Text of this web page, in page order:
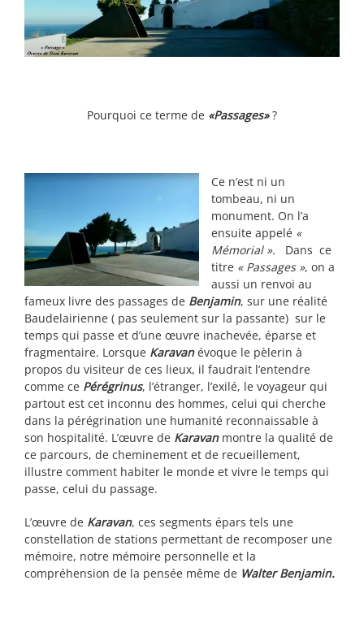
Pourquoi ce terme de «Passages»?
Ce n’est ni un
tombeau, ni un
monument. On l’a
ensuite appelé «
Mémorial ».
Dans ce
titre « Passages », on a
aussi un renvoi au
fameux livre des passages de Benjamin, sur une réalité
Baudelairienne ( pas seulement sur la passante) sur le
temps qui passe et d’une œuvre inachevée, éparse et
fragmentaire. Lorsque Karavanévoque le pèlerin à
propos du visiteur de ces lieux, il faudrait l’entendre
comme ce Pérégrinus, l’étranger, l’exilé, le voyageur qui
partout est cet inconnu des hommes, celui qui cherche
dans la pérégrination une humanité reconnaissable à
son hospitalité. L’œuvre de Karavanmontre la qualité de
ce parcours, de cheminement et de recueillement,
illustre comment habiter le monde et vivre le temps qui
passe, celui du passage.
L’œuvre de Karavan, ces segments épars tels une
constellation de stations permettant de recomposer une
mémoire, notre mémoire personnelle et la
compréhension de la pensée même de Walter Benjamin.